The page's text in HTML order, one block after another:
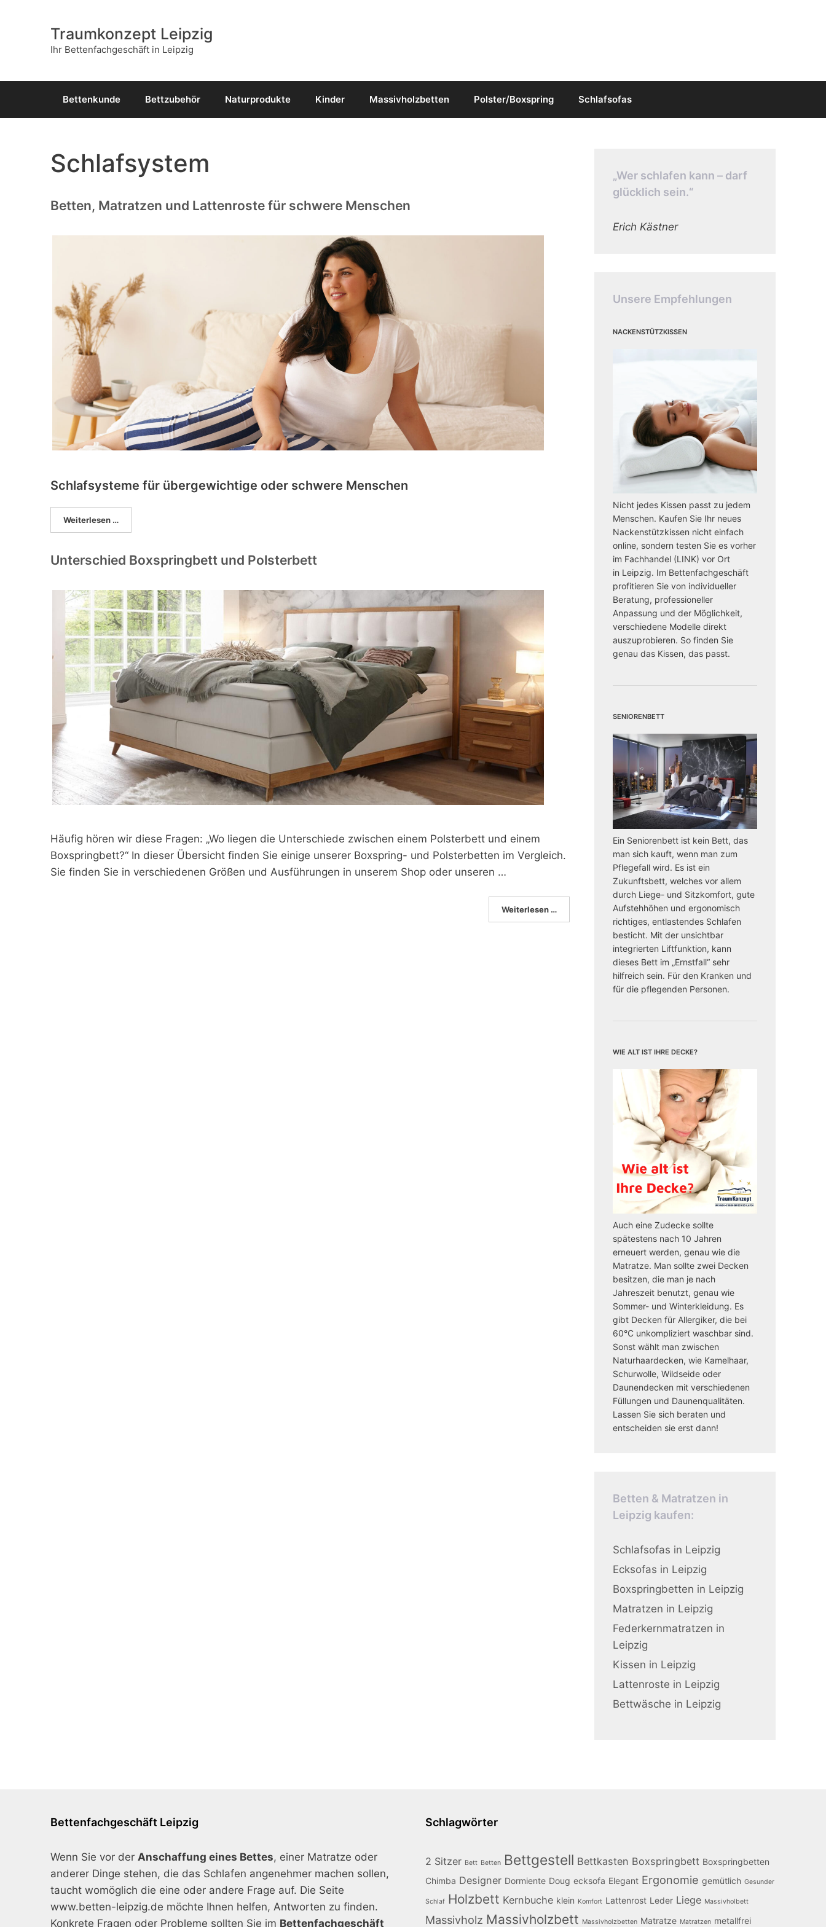
Traumkonzept Leipzig
Ihr Bettenfachgeschäft in Leipzig
Bettenkunde Bettzubehör Naturprodukte Kinder Massivholzbetten Polster/Boxspring Schlafsofas
Schlafsystem
Betten, Matratzen und Lattenroste für schwere Menschen
Schlafsysteme für übergewichtige oder schwere Menschen
Weiterlesen …
Unterschied Boxspringbett und Polsterbett
Häufig hören wir diese Fragen: „Wo liegen die Unterschiede zwischen einem Polsterbett und einem
Boxspringbett?“ In dieser Übersicht finden Sie einige unserer Boxspring- und Polsterbetten im Vergleich.
Sie finden Sie in verschiedenen Größen und Ausführungen in unserem Shop oder unseren …
Weiterlesen …
„Wer schlafen kann – darf
glücklich sein.“
Erich Kästner
Unsere Empfehlungen
Nackenstützkissen
Nicht jedes Kissen passt zu jedem
Menschen. Kaufen Sie Ihr neues
Nackenstützkissen nicht einfach
online, sondern testen Sie es vorher
im Fachhandel (LINK) vor Ort
in Leipzig. Im Bettenfachgeschäft
profitieren Sie von individueller
Beratung, professioneller
Anpassung und der Möglichkeit,
verschiedene Modelle direkt
auszuprobieren. So finden Sie
genau das Kissen, das passt.
Seniorenbett
Ein Seniorenbett ist kein Bett, das
man sich kauft, wenn man zum
Pflegefall wird. Es ist ein
Zukunftsbett, welches vor allem
durch Liege- und Sitzkomfort, gute
Aufstehhöhen und ergonomisch
richtiges, entlastendes Schlafen
besticht. Mit der unsichtbar
integrierten Liftfunktion, kann
dieses Bett im „Ernstfall“ sehr
hilfreich sein. Für den Kranken und
für die pflegenden Personen.
Wie alt ist Ihre Decke?
Auch eine Zudecke sollte
spätestens nach 10 Jahren
erneuert werden, genau wie die
Matratze. Man sollte zwei Decken
besitzen, die man je nach
Jahreszeit benutzt, genau wie
Sommer- und Winterkleidung. Es
gibt Decken für Allergiker, die bei
60°C unkompliziert waschbar sind.
Sonst wählt man zwischen
Naturhaardecken, wie Kamelhaar,
Schurwolle, Wildseide oder
Daunendecken mit verschiedenen
Füllungen und Daunenqualitäten.
Lassen Sie sich beraten und
entscheiden sie erst dann!
Betten & Matratzen in
Leipzig kaufen:
Schlafsofas in Leipzig
Ecksofas in Leipzig
Boxspringbetten in Leipzig
Matratzen in Leipzig
Federkernmatratzen in
Leipzig
Kissen in Leipzig
Lattenroste in Leipzig
Bettwäsche in Leipzig
Bettenfachgeschäft Leipzig
Wenn Sie vor der Anschaffung eines Bettes, einer Matratze oder
anderer Dinge stehen, die das Schlafen angenehmer machen sollen,
taucht womöglich die eine oder andere Frage auf. Die Seite
www.betten-leipzig.de möchte Ihnen helfen, Antworten zu finden.
Konkrete Fragen oder Probleme sollten Sie im Bettenfachgeschäft
Schlagwörter
2 Sitzer Bett Betten Bettgestell Bettkasten Boxspringbett Boxspringbetten
Chimba Designer Dormiente Doug ecksofa Elegant Ergonomie gemütlich Gesunder
Schlaf Holzbett Kernbuche klein Komfort Lattenrost Leder Liege Massivholbett
Massivholz Massivholzbett Massivholzbetten Matratze Matratzen metallfrei